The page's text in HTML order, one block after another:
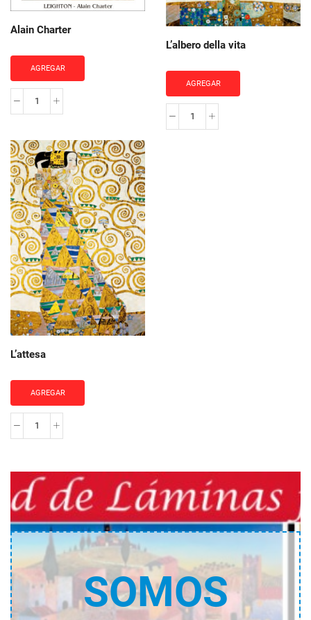
Alain Charter
AGREGAR
Alain
cantidad
L’albero della vita
AGREGAR
L'albero
L’attesa
AGREGAR
L'attesa
SOMOS